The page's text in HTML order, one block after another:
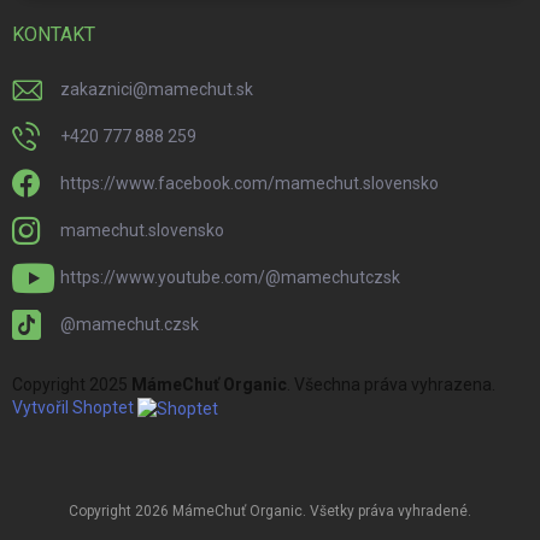
KONTAKT
zakaznici@mamechut.sk
+420 777 888 259
https://www.facebook.com/mamechut.slovensko
mamechut.slovensko
https://www.youtube.com/@mamechutczsk
@mamechut.czsk
Copyright 2025 MámeChuť Organic . Všechna práva vyhrazena.
Vytvořil Shoptet
Copyright 2026 MámeChuť Organic. Všetky práva vyhradené.